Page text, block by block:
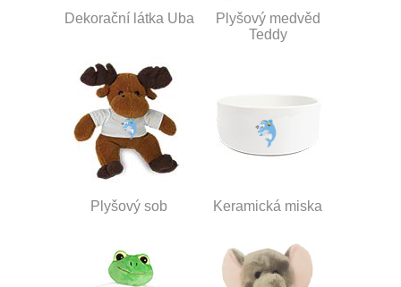
Dekorační látka Uba
Plyšový medvěd
Teddy
Plyšový sob Keramická miska